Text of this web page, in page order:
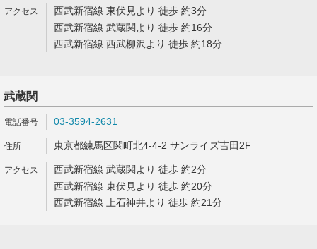
西武新宿線 東伏見より 徒歩 約3分
西武新宿線 武蔵関より 徒歩 約16分
西武新宿線 西武柳沢より 徒歩 約18分
武蔵関
03-3594-2631
東京都練馬区関町北4-4-2 サンライズ吉田2F
西武新宿線 武蔵関より 徒歩 約2分
西武新宿線 東伏見より 徒歩 約20分
西武新宿線 上石神井より 徒歩 約21分